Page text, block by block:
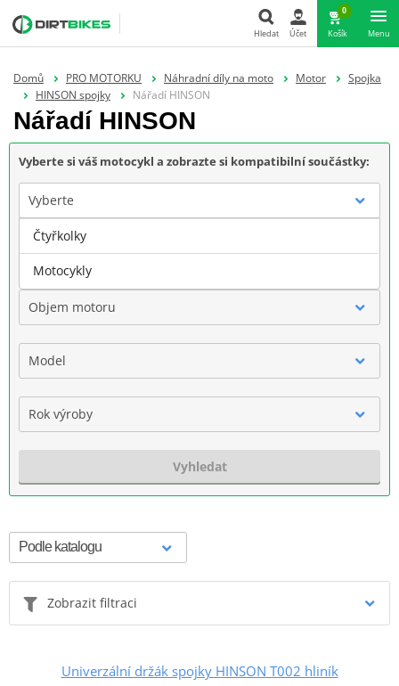
Hledat
Hledat Účet
0
Košík Menu
Domů PRO MOTORKU Náhradní díly na moto Motor
Spojka
HINSON spojky
Nářadí HINSON
Nářadí HINSON
Vyberte si váš motocykl a zobrazte si kompatibilní součástky:
Vyberte
Značka
Objem motoru
Model
Rok výroby
Vyhledat
Zobrazit filtraci
Univerzální držák spojky HINSON T002 hliník
Čtyřkolky
Motocykly